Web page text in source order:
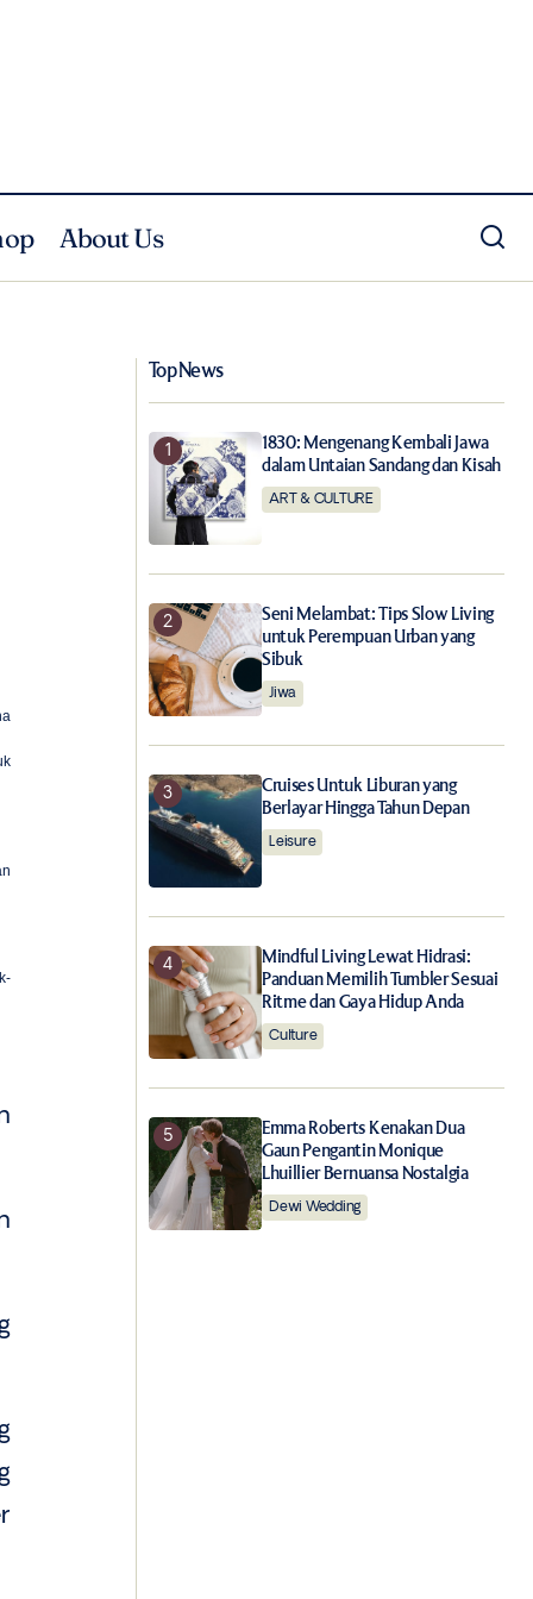
About Us
Top News
1830: Mengenang Kembali Jawa
dalam Untaian Sandang dan Kisah
ART & CULTURE
Seni Melambat: Tips Slow Living
untuk Perempuan Urban yang
Sibuk
Jiwa
Cruises Untuk Liburan yang
Berlayar Hingga Tahun Depan
Leisure
Mindful Living Lewat Hidrasi:
Panduan Memilih Tumbler Sesuai
Ritme dan Gaya Hidup Anda
Culture
Emma Roberts Kenakan Dua
Gaun Pengantin Monique
Lhuillier Bernuansa Nostalgia
Dewi Wedding